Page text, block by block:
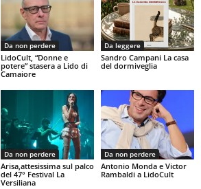
Da non perdere
LidoCult, “Donne e
potere” stasera a Lido di
Camaiore
Da leggere
Sandro Campani La casa
del dormiveglia
Da non perdere
Arisa,attesissima sul palco
del 47° Festival La
Versiliana
Da non perdere
Antonio Monda e Victor
Rambaldi a LidoCult